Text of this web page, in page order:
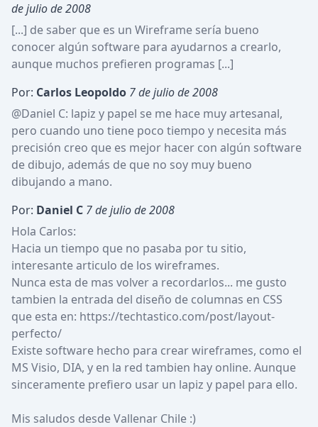
de julio de 2008
[...] de saber que es un Wireframe sería bueno
conocer algún software para ayudarnos a crearlo,
aunque muchos prefieren programas [...]
Por: Carlos Leopoldo 7 de julio de 2008
@Daniel C: lapiz y papel se me hace muy artesanal,
pero cuando uno tiene poco tiempo y necesita más
precisión creo que es mejor hacer con algún software
de dibujo, además de que no soy muy bueno
dibujando a mano.
Por: Daniel C 7 de julio de 2008
Hola Carlos:
Hacia un tiempo que no pasaba por tu sitio,
interesante articulo de los wireframes.
Nunca esta de mas volver a recordarlos... me gusto
tambien la entrada del diseño de columnas en CSS
que esta en: https://techtastico.com/post/layout-
perfecto/
Existe software hecho para crear wireframes, como el
MS Visio, DIA, y en la red tambien hay online. Aunque
sinceramente prefiero usar un lapiz y papel para ello.
Mis saludos desde Vallenar Chile :)